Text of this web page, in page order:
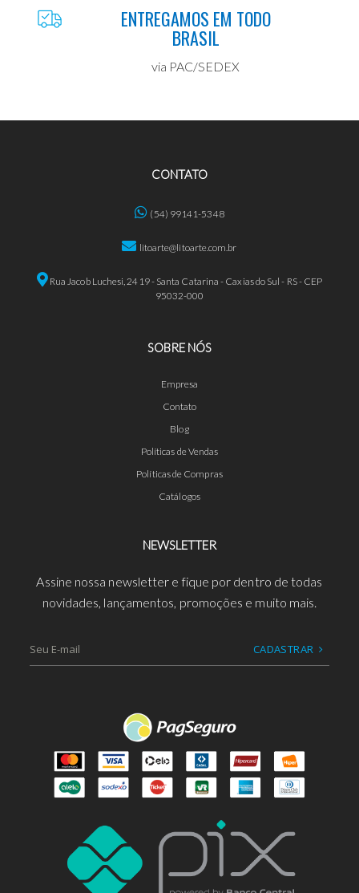
ENTREGAMOS EM TODO
BRASIL
via PAC/SEDEX
CONTATO
(54) 99141-5348
litoarte@litoarte.com.br
Rua Jacob Luchesi, 2419 - Santa Catarina - Caxias do Sul - RS - CEP
95032-000
SOBRE NÓS
Empresa
Contato
Blog
Políticas de Vendas
Políticas de Compras
Catálogos
NEWSLETTER
Assine nossa newsletter e fique por dentro de todas
novidades, lançamentos, promoções e muito mais.
CADASTRAR